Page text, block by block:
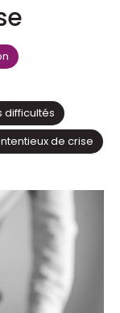
difficultés
de crise